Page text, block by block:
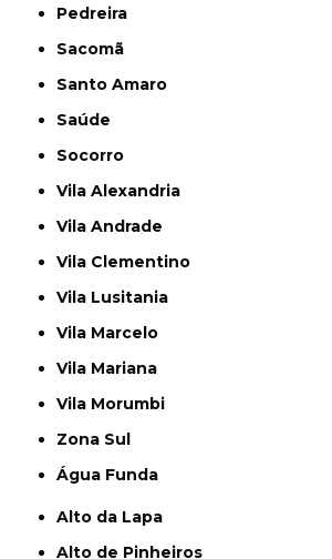
Pedreira
Sacomã
Santo Amaro
Saúde
Socorro
Vila Alexandria
Vila Andrade
Vila Clementino
Vila Lusitania
Vila Marcelo
Vila Mariana
Vila Morumbi
Zona Sul
Água Funda
Alto da Lapa
Alto de Pinheiros